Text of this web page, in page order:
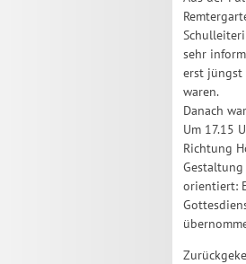
sehr
erst jüngst
waren.
Danach
Um 17.15
Richtung
orientiert: